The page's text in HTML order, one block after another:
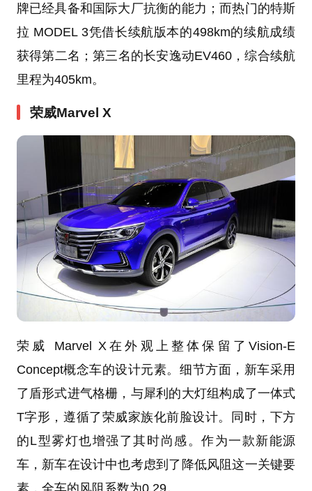
牌已经具备和国际大厂抗衡的能力；而热门的特斯
拉 MODEL 3凭借长续航版本的498km的续航成绩
获得第二名；第三名的长安逸动EV460，综合续航
里程为405km。
荣威Marvel X
荣威 Marvel X在外观上整体保留了Vision-E
Concept概念车的设计元素。细节方面，新车采用
了盾形式进气格栅，与犀利的大灯组构成了一体式
T字形，遵循了荣威家族化前脸设计。同时，下方
的L型雾灯也增强了其时尚感。作为一款新能源
车，新车在设计中也考虑到了降低风阻这一关键要
素，全车的风阻系数为0.29。